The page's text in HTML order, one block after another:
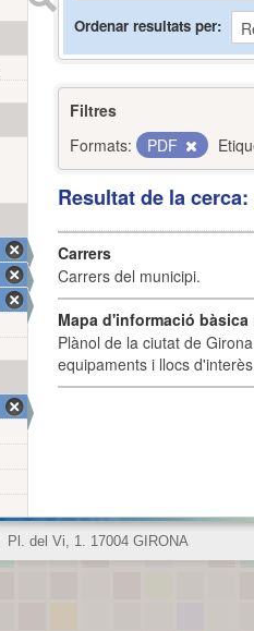
Ordenar resultats per
Filtres
Formats:
PDF
Resultat de la
Carrers
Carrers del municipi.
Mapa d'informació
Plànol de la ciutat de
equipaments i llocs
Pl. del Vi, 1. 17004 GIRONA